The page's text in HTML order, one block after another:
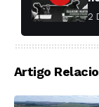
2
Artigo